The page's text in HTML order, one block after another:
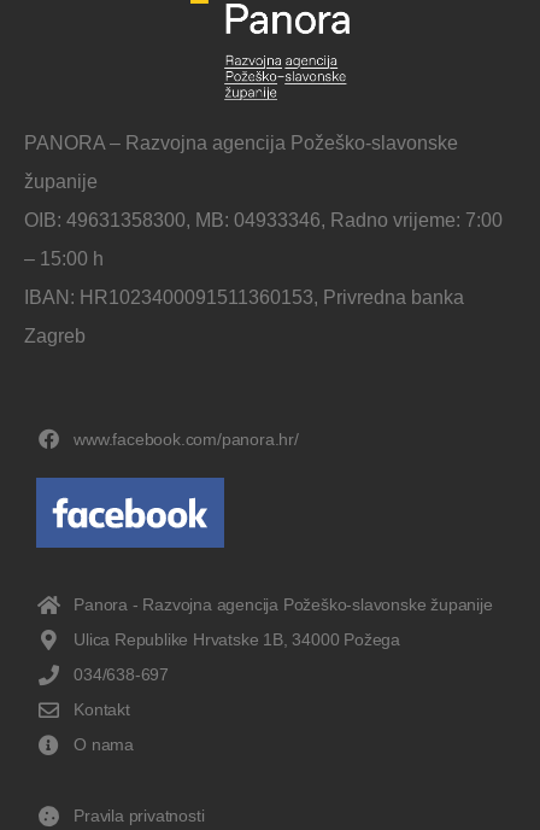
PANORA – Razvojna agencija Požeško-slavonske
županije
OIB: 49631358300, MB: 04933346, Radno vrijeme: 7:00
– 15:00 h
IBAN: HR1023400091511360153, Privredna banka
Zagreb
www.facebook.com/panora.hr/
Panora - Razvojna agencija Požeško-slavonske županije
Ulica Republike Hrvatske 1B, 34000 Požega
034/638-697
Kontakt
O nama
Pravila privatnosti